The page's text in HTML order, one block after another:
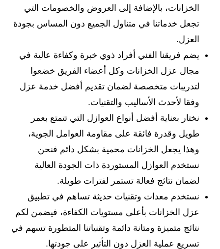
الخزانات، بالإضافة إلى العروض والخصومات التي
تجعل خدماتنا في متناول الجميع دون المساس بجودة
العزل.
يضم فريقنا الفني أفراد ذوي خبرة وكفاءة عالية في
مجال عزل الخزانات وكل أعضاء الفريق خضعوا
لتدريبات متخصصة لضمان تقديم أفضل خدمة عزل
وفقا لأحدث الأساليب والتقنيات.
نختار بعناية أفضل أنواع العوازل التي تتمتع بعمر
طويل وقدرة فائقة على مقاومة العوامل الجوية،
وهذا يجعل الخزانات محمية بشكل دائم فنحن
نستخدم العوازل المستوردة ذات الجودة العالية
لضمان نتائج فعالة تستمر لفترات طويلة.
نستخدم معدات وتقنيات حديثة تساهم في تطبيق
عزل الخزانات بأعلى مستويات الكفاءة، فيضمن لكم
نتائج متميزة ومتانة دائمة وتقنياتنا المتطورة تسهم في
تسريع عملية العزل دون التأثير على جودتها.